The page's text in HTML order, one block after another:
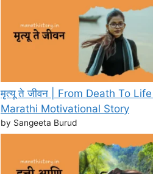
मृत्यू ते जीवन | From Death To Life |
Marathi Motivational Story
by Sangeeta Burud